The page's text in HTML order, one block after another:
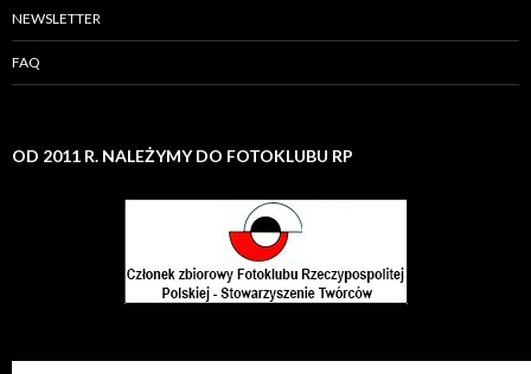
NEWSLETTER
FAQ
OD 2011 R. NALEŻYMY DO FOTOKLUBU RP